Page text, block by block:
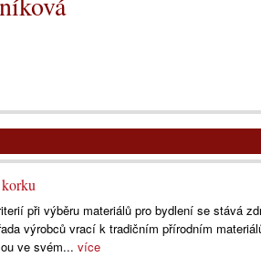
při výběru materiálů pro bydlení se stává
výrobců vrací k tradičním přírodním
ve svém...více